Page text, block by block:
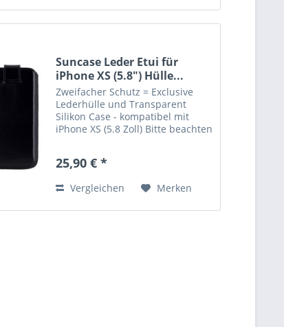
Suncase Leder Etui für
iPhone XS (5.8") Hülle...
Zweifacher Schutz = Exclusive
Lederhülle und Transparent
Silikon Case - kompatibel mit
iPhone XS (5.8 Zoll) Bitte beachten
zusätzlichem Bumper oder
Lieferumfang:...
25,90 € *
Vergleichen Merken